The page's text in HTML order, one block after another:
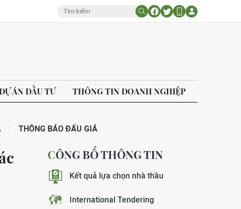
ÁN ĐẦU TƯ THÔNG TIN DOANH NGHIỆP
THÔNG BÁO ĐẤU GIÁ
CÔNG BỐ THÔNG TIN
Kết quả lựa chọn nhà thầu
International Tendering